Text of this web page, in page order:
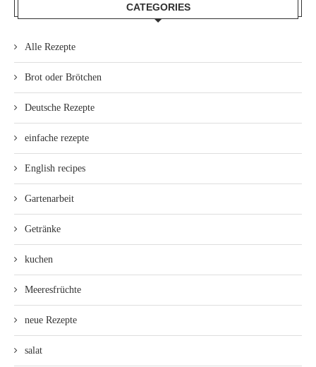
CATEGORIES
Alle Rezepte
Brot oder Brötchen
Deutsche Rezepte
einfache rezepte
English recipes
Gartenarbeit
Getränke
kuchen
Meeresfrüchte
neue Rezepte
salat